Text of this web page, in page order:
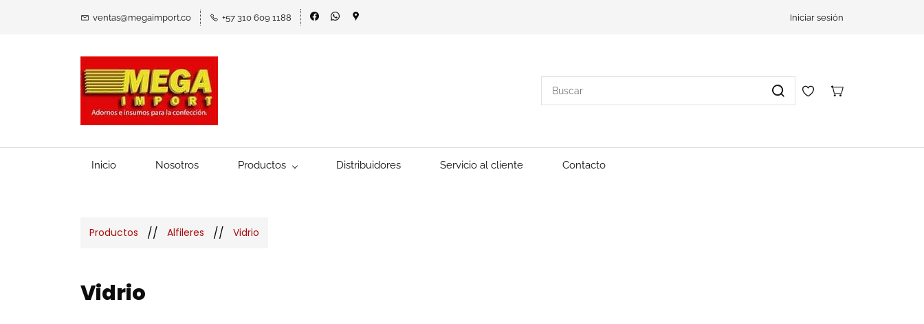
ventas@megaimport.co +57 310 609 1188 Iniciar sesión
Inicio Nosotros Productos Distribuidores Servicio al cliente Contacto
Productos // Alfileres // Vidrio
Vidrio